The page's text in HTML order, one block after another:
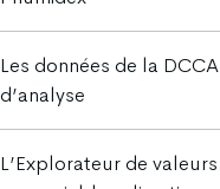
Les données de la
d’analyse
L’Explorateur de